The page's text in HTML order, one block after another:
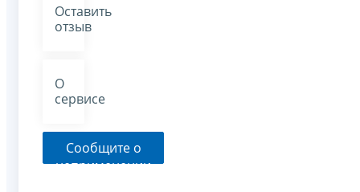
Оставить
отзыв
О
сервисе
Сообщите о
неприменении